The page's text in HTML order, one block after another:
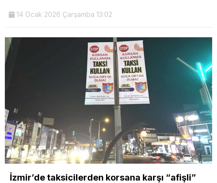
14 Ocak 2026 Çarşamba 13:02
İzmir’de taksicilerden korsana karşı “afişli”